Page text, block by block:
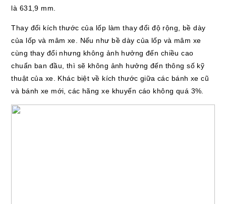
là 631,9 mm.
Thay đổi kích thước của lốp làm thay đổi độ rộng, bề dày
của lốp và mâm xe. Nếu như bề dày của lốp và mâm xe
cùng thay đổi nhưng không ảnh hưởng đến chiều cao
chuẩn ban đầu, thì sẽ không ảnh hưởng đến thông số kỹ
thuật của xe. Khác biệt về kích thước giữa các bánh xe cũ
và bánh xe mới, các hãng xe khuyến cáo không quá 3%.